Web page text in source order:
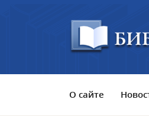
О сайте